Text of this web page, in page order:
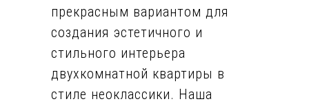
прекрасным вариантом для
создания эстетичного и
стильного интерьера
двухкомнатной квартиры в
стиле неоклассики. Наша